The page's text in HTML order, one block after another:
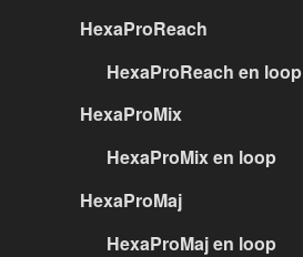
HexaProReach
HexaProReach en loop
HexaProMix
HexaProMix en loop
HexaProMaj
HexaProMaj en loop